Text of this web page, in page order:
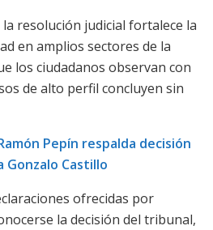
resolución judicial fortalece la
en amplios sectores de la
los ciudadanos observan con
de alto perfil concluyen sin
Pepín respalda decisión
Gonzalo Castillo
ofrecidas por
la decisión del tribunal,